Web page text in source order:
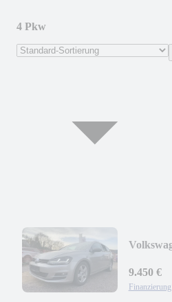
4 Pkw
9.450 €